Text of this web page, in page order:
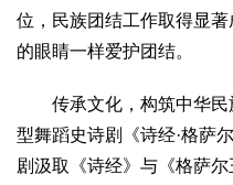
位，民族团结工作取得显
的眼睛一样爱护团结。
传承文化，构筑中华民
型舞蹈史诗剧《诗经·格萨
剧汲取《诗经》与《格萨